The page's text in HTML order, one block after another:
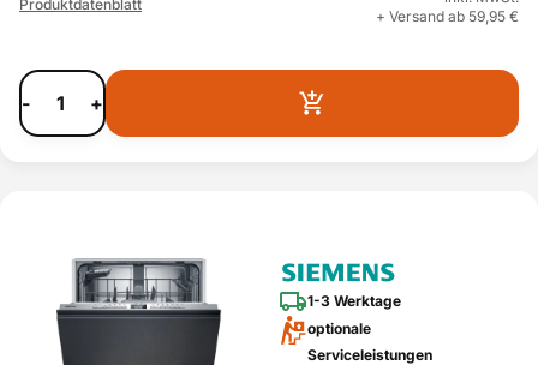
Produktdatenblatt
+ Versand ab 59,95 €
- +
1-3 Werktage
optionale
Serviceleistungen